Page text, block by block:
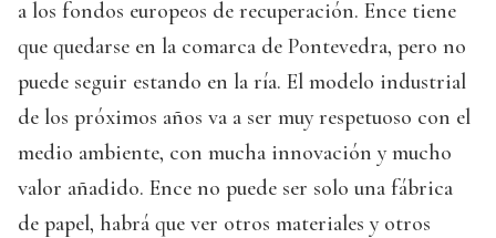
a los fondos europeos de recuperación. Ence tiene
que quedarse en la comarca de Pontevedra, pero no
puede seguir estando en la ría. El modelo industrial
de los próximos años va a ser muy respetuoso con el
medio ambiente, con mucha innovación y mucho
valor añadido. Ence no puede ser solo una fábrica
de papel, habrá que ver otros materiales y otros